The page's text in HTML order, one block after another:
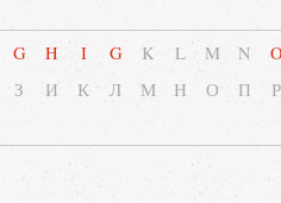
G H I G K L M N
З И К Л М Н О П Р